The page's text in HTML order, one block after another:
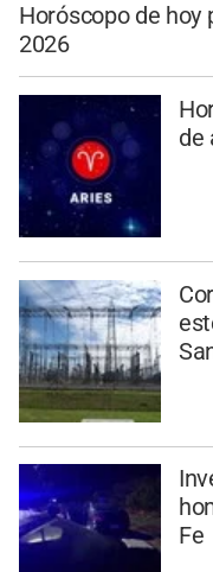
Horóscopo de hoy
2026
de
Fe